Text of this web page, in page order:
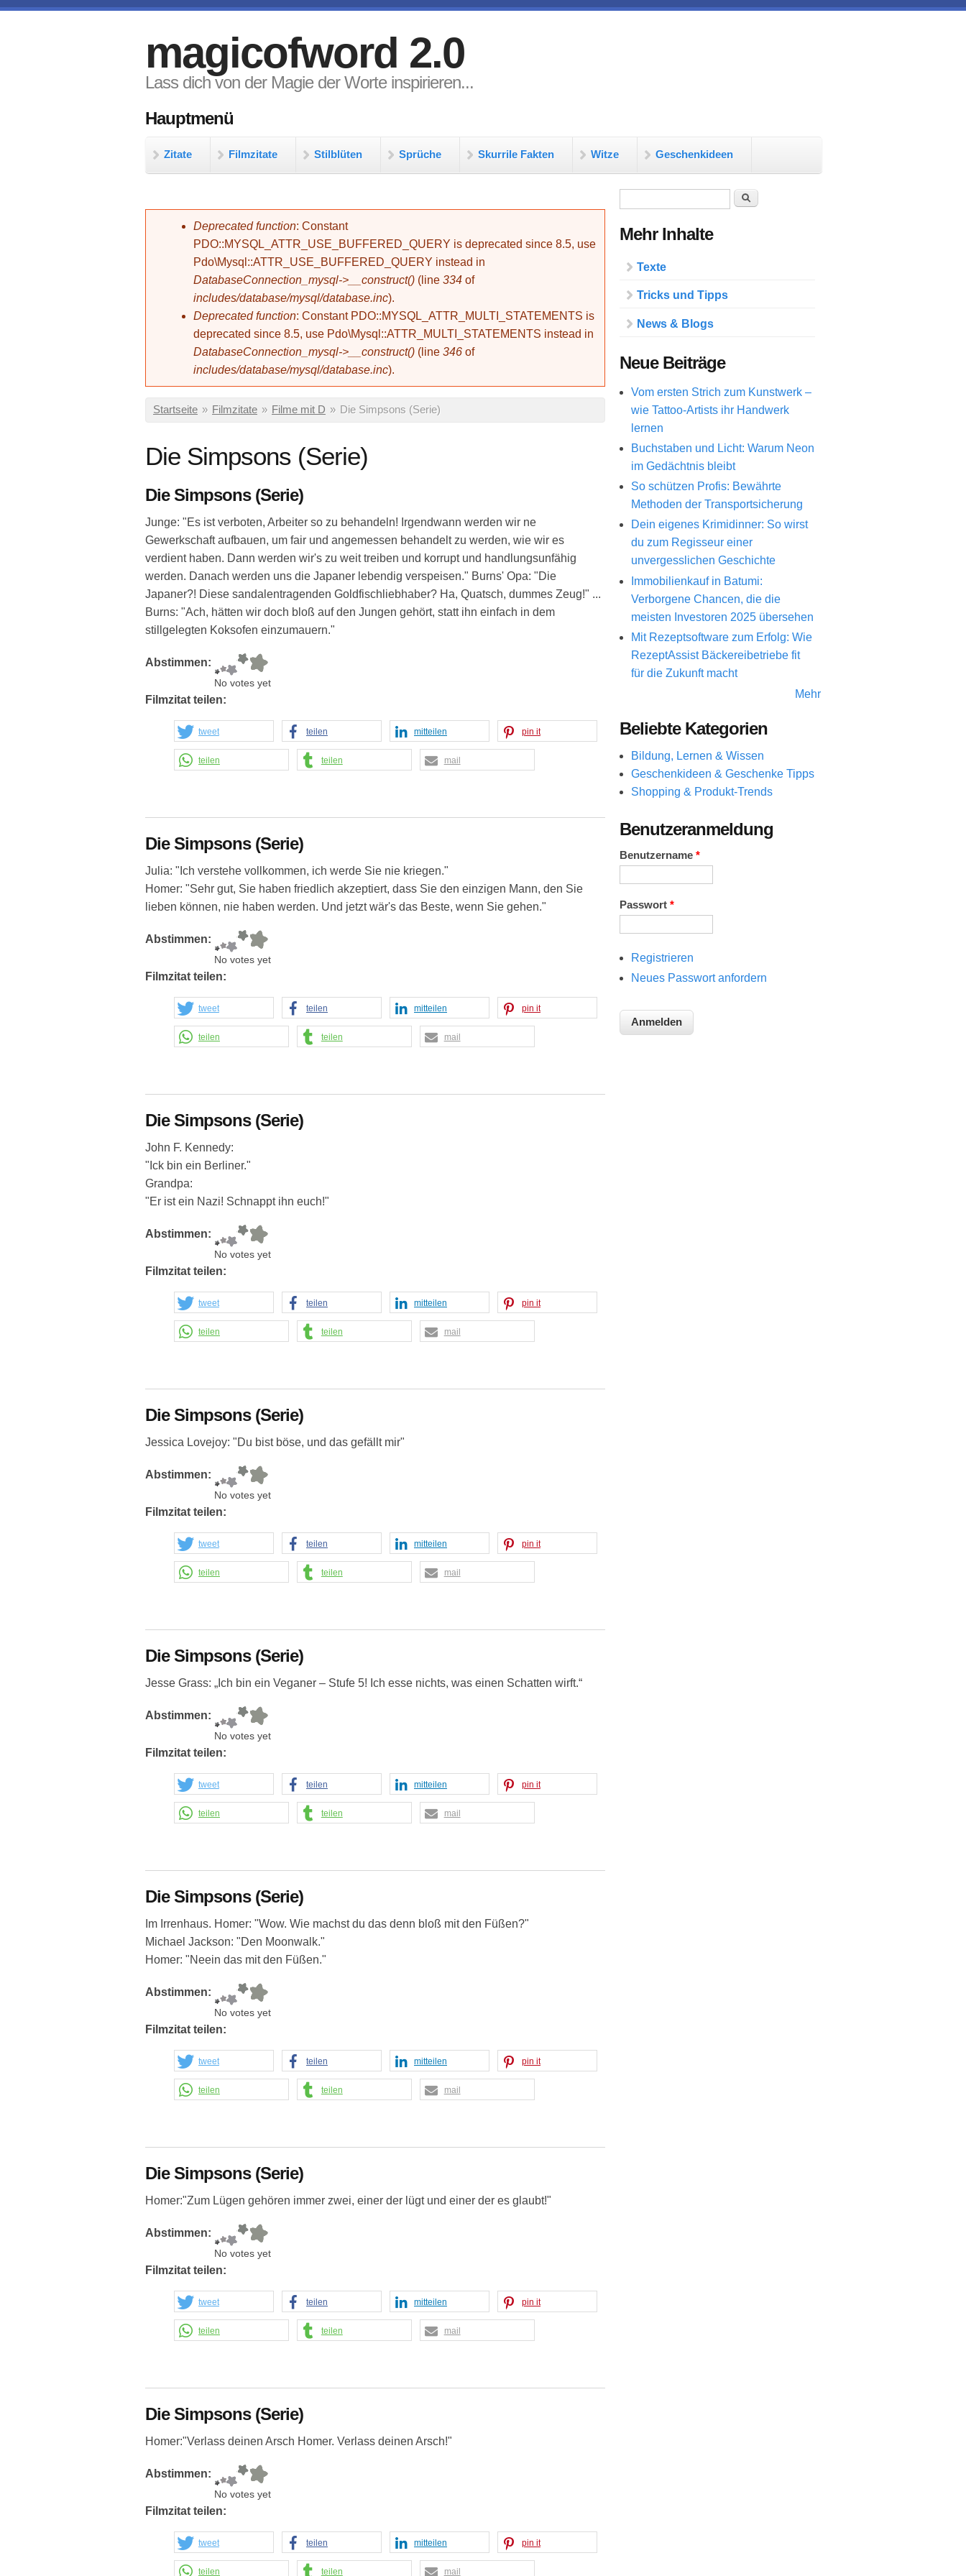
magicofword 2.0
Lass dich von der Magie der Worte inspirieren...
Hauptmenü
Zitate Filmzitate Stilblüten Sprüche Skurrile Fakten Witze Geschenkideen
Fehlermeldung
Deprecated function: Constant
PDO::MYSQL_ATTR_USE_BUFFERED_QUERY is deprecated since 8.5, use
Pdo\Mysql::ATTR_USE_BUFFERED_QUERY instead in
DatabaseConnection_mysql->__construct() (line 334 of
includes/database/mysql/database.inc).
Deprecated function: Constant PDO::MYSQL_ATTR_MULTI_STATEMENTS is
deprecated since 8.5, use Pdo\Mysql::ATTR_MULTI_STATEMENTS instead in
DatabaseConnection_mysql->__construct() (line 346 of
includes/database/mysql/database.inc).
Sie sind hier
Startseite » Filmzitate » Filme mit D » Die Simpsons (Serie)
Die Simpsons (Serie)
Die Simpsons (Serie)
Junge: "Es ist verboten, Arbeiter so zu behandeln! Irgendwann werden wir ne
Gewerkschaft aufbauen, um fair und angemessen behandelt zu werden, wie wir es
verdient haben. Dann werden wir's zu weit treiben und korrupt und handlungsunfähig
werden. Danach werden uns die Japaner lebendig verspeisen." Burns' Opa: "Die
Japaner?! Diese sandalentragenden Goldfischliebhaber? Ha, Quatsch, dummes Zeug!" ...
Burns: "Ach, hätten wir doch bloß auf den Jungen gehört, statt ihn einfach in dem
stillgelegten Koksofen einzumauern."
Abstimmen:
No votes yet
Filmzitat teilen:
tweet teilen mitteilen pin it
teilen teilen mail
Die Simpsons (Serie)
Julia: "Ich verstehe vollkommen, ich werde Sie nie kriegen."
Homer: "Sehr gut, Sie haben friedlich akzeptiert, dass Sie den einzigen Mann, den Sie
lieben können, nie haben werden. Und jetzt wär's das Beste, wenn Sie gehen."
Abstimmen:
No votes yet
Filmzitat teilen:
tweet teilen mitteilen pin it
teilen teilen mail
Die Simpsons (Serie)
John F. Kennedy:
"Ick bin ein Berliner."
Grandpa:
"Er ist ein Nazi! Schnappt ihn euch!"
Abstimmen:
No votes yet
Filmzitat teilen:
tweet teilen mitteilen pin it
teilen teilen mail
Die Simpsons (Serie)
Jessica Lovejoy: "Du bist böse, und das gefällt mir"
Abstimmen:
No votes yet
Filmzitat teilen:
tweet teilen mitteilen pin it
teilen teilen mail
Die Simpsons (Serie)
Jesse Grass: „Ich bin ein Veganer – Stufe 5! Ich esse nichts, was einen Schatten wirft.“
Abstimmen:
No votes yet
Filmzitat teilen:
tweet teilen mitteilen pin it
teilen teilen mail
Die Simpsons (Serie)
Im Irrenhaus. Homer: "Wow. Wie machst du das denn bloß mit den Füßen?"
Michael Jackson: "Den Moonwalk."
Homer: "Neein das mit den Füßen."
Abstimmen:
No votes yet
Filmzitat teilen:
tweet teilen mitteilen pin it
teilen teilen mail
Die Simpsons (Serie)
Homer:"Zum Lügen gehören immer zwei, einer der lügt und einer der es glaubt!"
Abstimmen:
No votes yet
Filmzitat teilen:
tweet teilen mitteilen pin it
teilen teilen mail
Die Simpsons (Serie)
Homer:"Verlass deinen Arsch Homer. Verlass deinen Arsch!"
Abstimmen:
No votes yet
Filmzitat teilen:
tweet teilen mitteilen pin it
teilen teilen mail
Suche
Mehr Inhalte
Texte
Tricks und Tipps
News & Blogs
Neue Beiträge
Vom ersten Strich zum Kunstwerk –
wie Tattoo-Artists ihr Handwerk
lernen
Buchstaben und Licht: Warum Neon
im Gedächtnis bleibt
So schützen Profis: Bewährte
Methoden der Transportsicherung
Dein eigenes Krimidinner: So wirst
du zum Regisseur einer
unvergesslichen Geschichte
Immobilienkauf in Batumi:
Verborgene Chancen, die die
meisten Investoren 2025 übersehen
Mit Rezeptsoftware zum Erfolg: Wie
RezeptAssist Bäckereibetriebe fit
für die Zukunft macht
Mehr
Beliebte Kategorien
Bildung, Lernen & Wissen
Geschenkideen & Geschenke Tipps
Shopping & Produkt-Trends
Benutzeranmeldung
Benutzername *
Passwort *
Registrieren
Neues Passwort anfordern